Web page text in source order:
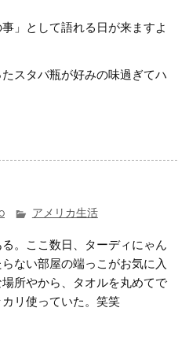
」として語れる日が来ますよ
スタバ瓶が好みの味過ぎてハ
アメリカ生活
。ここ数日、ターディにゃん
ない部屋の端っこがお気に入
所やから、タオルを丸めてで
リ使っていた。笑笑